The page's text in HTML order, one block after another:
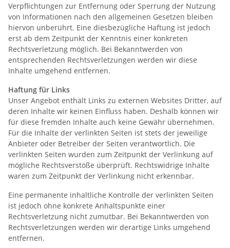
Verpflichtungen zur Entfernung oder Sperrung der Nutzung
von Informationen nach den allgemeinen Gesetzen bleiben
hiervon unberührt. Eine diesbezügliche Haftung ist jedoch
erst ab dem Zeitpunkt der Kenntnis einer konkreten
Rechtsverletzung möglich. Bei Bekanntwerden von
entsprechenden Rechtsverletzungen werden wir diese
Inhalte umgehend entfernen.
Haftung für Links
Unser Angebot enthält Links zu externen Websites Dritter, auf
deren Inhalte wir keinen Einfluss haben. Deshalb können wir
für diese fremden Inhalte auch keine Gewähr übernehmen.
Für die Inhalte der verlinkten Seiten ist stets der jeweilige
Anbieter oder Betreiber der Seiten verantwortlich. Die
verlinkten Seiten wurden zum Zeitpunkt der Verlinkung auf
mögliche Rechtsverstöße überprüft. Rechtswidrige Inhalte
waren zum Zeitpunkt der Verlinkung nicht erkennbar.
Eine permanente inhaltliche Kontrolle der verlinkten Seiten
ist jedoch ohne konkrete Anhaltspunkte einer
Rechtsverletzung nicht zumutbar. Bei Bekanntwerden von
Rechtsverletzungen werden wir derartige Links umgehend
entfernen.